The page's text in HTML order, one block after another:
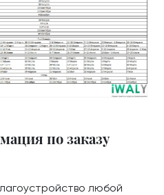
по заказу
любой